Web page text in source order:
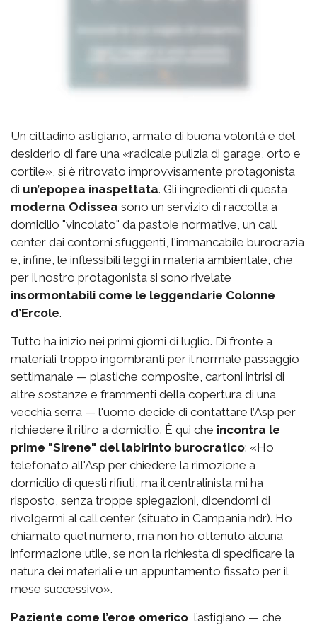
Un cittadino astigiano, armato di buona volontà e del
desiderio di fare una «radicale pulizia di garage, orto e
cortile», si è ritrovato improvvisamente protagonista
di un’epopea inaspettata. Gli ingredienti di questa
moderna Odissea sono un servizio di raccolta a
domicilio "vincolato" da pastoie normative, un call
center dai contorni sfuggenti, l'immancabile burocrazia
e, infine, le inflessibili leggi in materia ambientale, che
per il nostro protagonista si sono rivelate
insormontabili come le leggendarie Colonne
d’Ercole.
Tutto ha inizio nei primi giorni di luglio. Di fronte a
materiali troppo ingombranti per il normale passaggio
settimanale — plastiche composite, cartoni intrisi di
altre sostanze e frammenti della copertura di una
vecchia serra — l'uomo decide di contattare l’Asp per
richiedere il ritiro a domicilio. È qui che incontra le
prime "Sirene" del labirinto burocratico: «Ho
telefonato all'Asp per chiedere la rimozione a
domicilio di questi rifiuti, ma il centralinista mi ha
risposto, senza troppe spiegazioni, dicendomi di
rivolgermi al call center (situato in Campania ndr). Ho
chiamato quel numero, ma non ho ottenuto alcuna
informazione utile, se non la richiesta di specificare la
natura dei materiali e un appuntamento fissato per il
mese successivo».
Paziente come l’eroe omerico , l’astigiano — che